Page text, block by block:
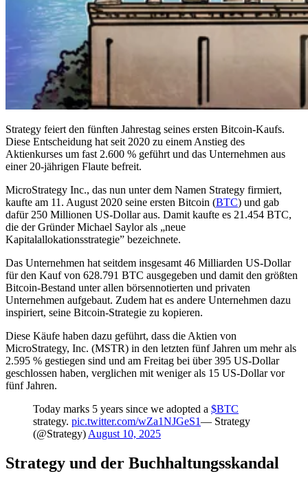
Strategy feiert den fünften Jahrestag seines ersten Bitcoin-Kaufs.
Diese Entscheidung hat seit 2020 zu einem Anstieg des
Aktienkurses um fast 2.600 % geführt und das Unternehmen aus
einer 20-jährigen Flaute befreit.
MicroStrategy Inc., das nun unter dem Namen Strategy firmiert,
kaufte am 11. August 2020 seine ersten Bitcoin (BTC) und gab
dafür 250 Millionen US-Dollar aus. Damit kaufte es 21.454 BTC,
die der Gründer Michael Saylor als „neue
Kapitalallokationsstrategie” bezeichnete.
Das Unternehmen hat seitdem insgesamt 46 Milliarden US-Dollar
für den Kauf von 628.791 BTC ausgegeben und damit den größten
Bitcoin-Bestand unter allen börsennotierten und privaten
Unternehmen aufgebaut. Zudem hat es andere Unternehmen dazu
inspiriert, seine Bitcoin-Strategie zu kopieren.
Diese Käufe haben dazu geführt, dass die Aktien von
MicroStrategy, Inc. (MSTR) in den letzten fünf Jahren um mehr als
2.595 % gestiegen sind und am Freitag bei über 395 US-Dollar
geschlossen haben, verglichen mit weniger als 15 US-Dollar vor
fünf Jahren.
Today marks 5 years since we adopted a $BTC
strategy. pic.twitter.com/wZa1NJGeS1— Strategy
(@Strategy) August 10, 2025
Strategy und der Buchhaltungsskandal